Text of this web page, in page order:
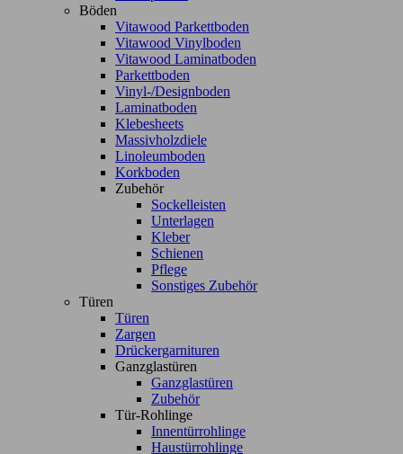
Böden
Vitawood Parkettboden
Vitawood Vinylboden
Vitawood Laminatboden
Parkettboden
Vinyl-/Designboden
Laminatboden
Klebesheets
Massivholzdiele
Linoleumboden
Korkboden
Zubehör
Sockelleisten
Unterlagen
Kleber
Schienen
Pflege
Sonstiges Zubehör
Türen
Türen
Zargen
Drückergarnituren
Ganzglastüren
Ganzglastüren
Zubehör
Tür-Rohlinge
Innentürrohlinge
Haustürrohlinge